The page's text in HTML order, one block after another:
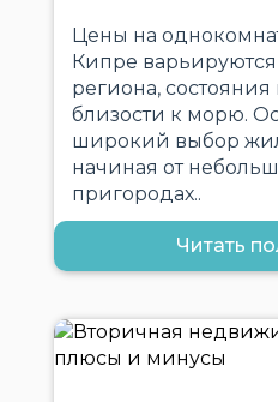
Цены на
Кипре
региона,
близости к морю.
широкий выбор
начиная от
пригородах..
Читать